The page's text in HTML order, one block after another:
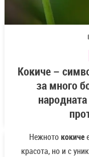
Кокиче –
за много
Нежнотококиче
красота, но и с